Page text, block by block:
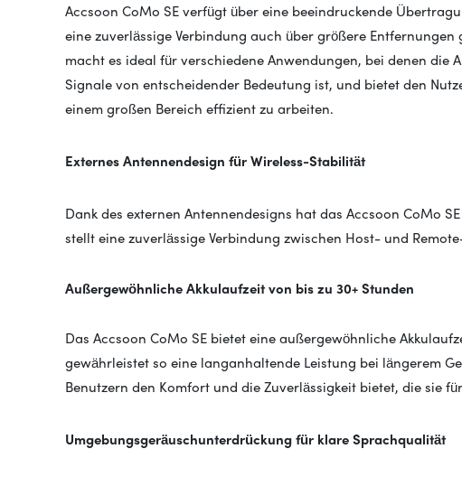
Accsoon CoMo SE verfügt über eine beeindruckende
eine zuverlässige Verbindung auch über größere
macht es ideal für verschiedene Anwendungen, bei denen die
Signale von entscheidender Bedeutung ist, und bietet den
einem großen Bereich effizient zu arbeiten.
Externes Antennendesign für Wireless-Stabilität
Dank des externen Antennendesigns hat das Accsoon CoMo
stellt eine zuverlässige Verbindung zwischen Host- und
Außergewöhnliche Akkulaufzeit von bis zu 30+ Stunden
Das Accsoon CoMo SE bietet eine außergewöhnliche
gewährleistet so eine langanhaltende Leistung bei längerem
Benutzern den Komfort und die Zuverlässigkeit bietet, die sie
Umgebungsgeräuschunterdrückung für klare Sprachqualität